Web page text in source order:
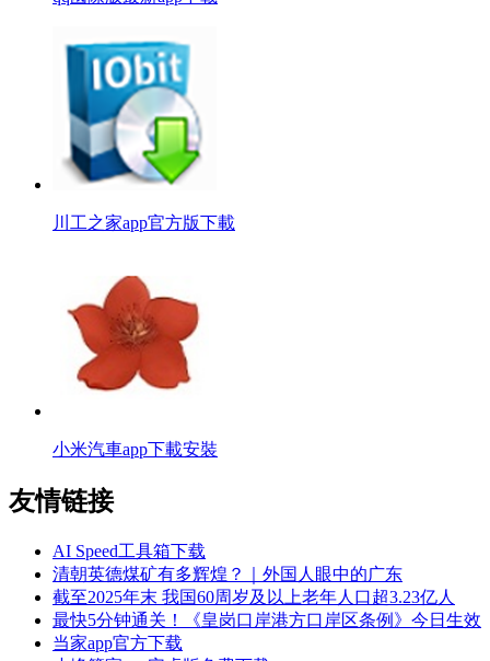
川工之家app官方版下載
小米汽車app下載安裝
友情链接
AI Speed工具箱下载
清朝英德煤矿有多辉煌？｜外国人眼中的广东
截至2025年末 我国60周岁及以上老年人口超3.23亿人
最快5分钟通关！《皇岗口岸港方口岸区条例》今日生效
当家app官方下载